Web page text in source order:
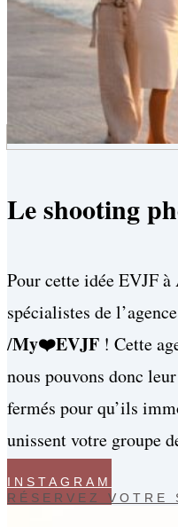
Le shooting
Pour cette idée EVJF
spécialistes de l’agence
/My❤️EVJF ! Cette
nous pouvons donc
fermés pour qu’ils
unissent votre groupe
INSTAGRAM
RÉSERVEZ VOTRE